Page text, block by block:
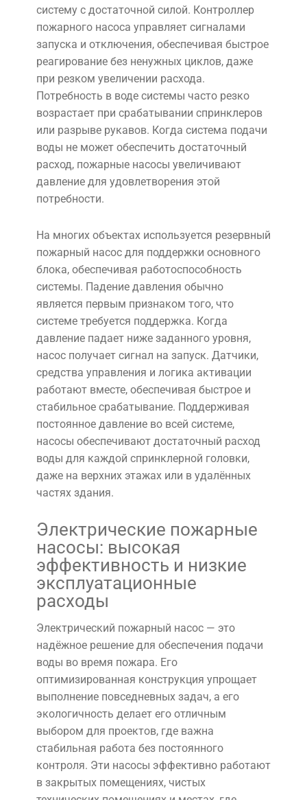
систему с достаточной силой. Контроллер
пожарного насоса управляет сигналами
запуска и отключения, обеспечивая быстрое
реагирование без ненужных циклов, даже
при резком увеличении расхода.
Потребность в воде системы часто резко
возрастает при срабатывании спринклеров
или разрыве рукавов. Когда система подачи
воды не может обеспечить достаточный
расход, пожарные насосы увеличивают
давление для удовлетворения этой
потребности.
На многих объектах используется резервный
пожарный насос для поддержки основного
блока, обеспечивая работоспособность
системы. Падение давления обычно
является первым признаком того, что
системе требуется поддержка. Когда
давление падает ниже заданного уровня,
насос получает сигнал на запуск. Датчики,
средства управления и логика активации
работают вместе, обеспечивая быстрое и
стабильное срабатывание. Поддерживая
постоянное давление во всей системе,
насосы обеспечивают достаточный расход
воды для каждой спринклерной головки,
даже на верхних этажах или в удалённых
частях здания.
Электрические пожарные
насосы: высокая
эффективность и низкие
эксплуатационные
расходы
Электрический пожарный насос — это
надёжное решение для обеспечения подачи
воды во время пожара. Его
оптимизированная конструкция упрощает
выполнение повседневных задач, а его
экологичность делает его отличным
выбором для проектов, где важна
стабильная работа без постоянного
контроля. Эти насосы эффективно работают
в закрытых помещениях, чистых